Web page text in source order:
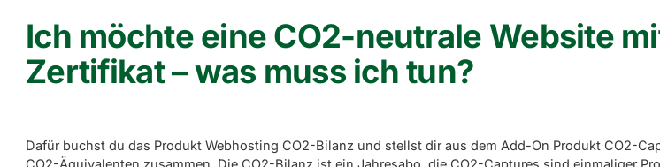
Ich möchte eine CO2-neutrale Website
Zertifikat – was muss ich tun?
Dafür buchst du das Produkt Webhosting CO2-Bilanz und stellst dir aus dem Add-On Produkt CO2-